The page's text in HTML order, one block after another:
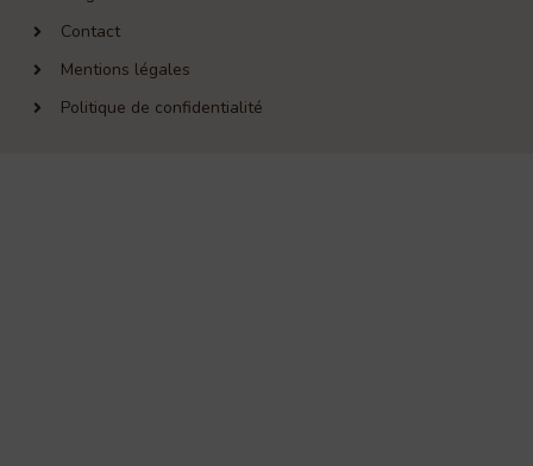
Contact
Mentions légales
Politique de confidentialité